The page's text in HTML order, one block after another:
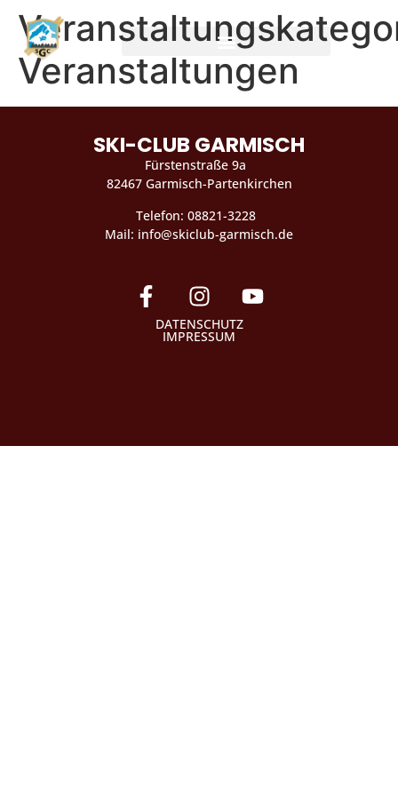
Veranstaltungen
SKI-CLUB GARMISCH
Fürstenstraße 9a
82467 Garmisch-Partenkirchen
Telefon: 08821-3228
Mail: info@skiclub-garmisch.de
DATENSCHUTZ
IMPRESSUM